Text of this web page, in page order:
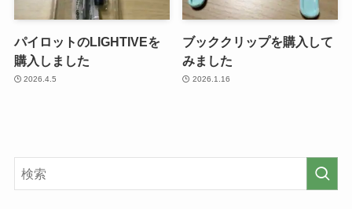
パイロットのLIGHTIVEを
購入しました
2026.4.5
ブッククリップを購入して
みました
2026.1.16